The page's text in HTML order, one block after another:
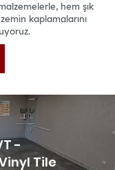
hem şık
kaplamalarını
-
Tile